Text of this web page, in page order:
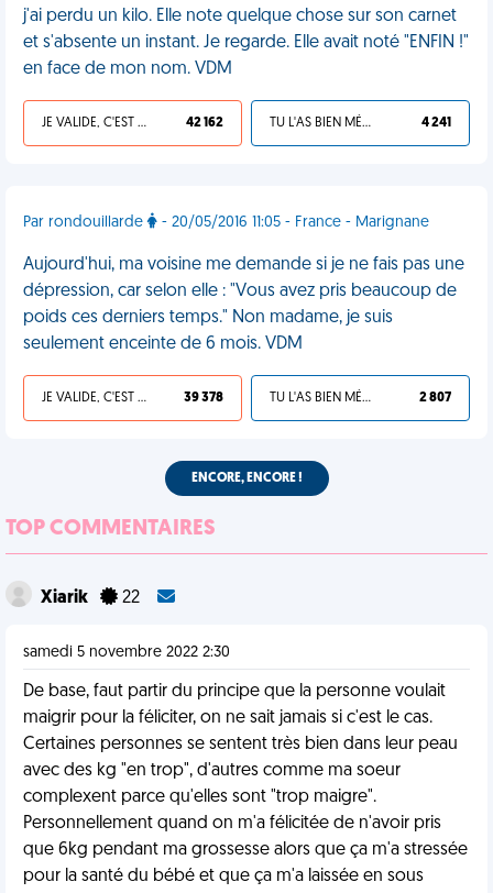
j'ai perdu un kilo. Elle note quelque chose sur son carnet
et s'absente un instant. Je regarde. Elle avait noté "ENFIN !"
en face de mon nom. VDM
JE VALIDE, C'EST UNE VDM 42 162 TU L'AS BIEN MÉRITÉ 4 241
Par rondouillarde - 20/05/2016 11:05 - France - Marignane
Aujourd'hui, ma voisine me demande si je ne fais pas une
dépression, car selon elle : "Vous avez pris beaucoup de
poids ces derniers temps." Non madame, je suis
seulement enceinte de 6 mois. VDM
JE VALIDE, C'EST UNE VDM 39 378 TU L'AS BIEN MÉRITÉ 2 807
ENCORE, ENCORE !
TOP COMMENTAIRES
Xiarik 22
samedi 5 novembre 2022 2:30
De base, faut partir du principe que la personne voulait
maigrir pour la féliciter, on ne sait jamais si c'est le cas.
Certaines personnes se sentent très bien dans leur peau
avec des kg "en trop", d'autres comme ma soeur
complexent parce qu'elles sont "trop maigre".
Personnellement quand on m'a félicitée de n'avoir pris
que 6kg pendant ma grossesse alors que ça m'a stressée
pour la santé du bébé et que ça m'a laissée en sous